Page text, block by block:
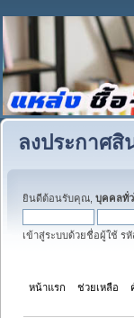
ลงประกาศสิ
ยินดีต้อนรับคุณ, บุคคลทั่ว
เข้าสู่ระบบด้วยชื่อผู้ใช้ ร
หน้าแรก ช่วยเหลือ